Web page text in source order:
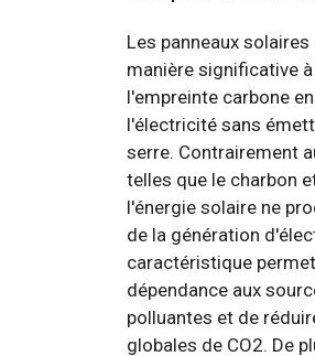
Les panneaux
manière significative
l'empreinte carbone
l'électricité sans
serre. Contrairement
telles que le charbon
l'énergie solaire ne
de la génération
caractéristique
dépendance aux
polluantes et de
globales de CO2. De